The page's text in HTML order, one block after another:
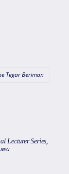
Tegar Beriman
Lecturer Series,